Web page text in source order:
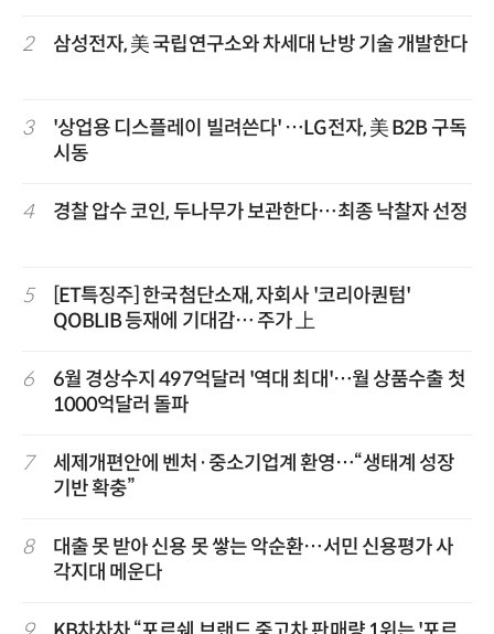
2 삼성전자, 美 국립연구소와 차세대 난방 기술 개발한다
3
'상업용 디스플레이 빌려쓴다' …LG전자, 美 B2B 구독
시동
4 경찰 압수 코인, 두나무가 보관한다…최종 낙찰자 선정
5
[ET특징주] 한국첨단소재, 자회사 '코리아퀀텀'
QOBLIB 등재에 기대감… 주가 上
6
6월 경상수지 497억달러 '역대 최대'…월 상품수출 첫
1000억달러 돌파
7
세제개편안에 벤처·중소기업계 환영…“생태계 성장
기반 확충”
8
대출 못 받아 신용 못 쌓는 악순환…서민 신용평가 사
각지대 메운다